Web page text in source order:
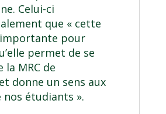
Celui-ci
que « cette
pour
permet de se
MRC de
donne un sens aux
nos étudiants ».